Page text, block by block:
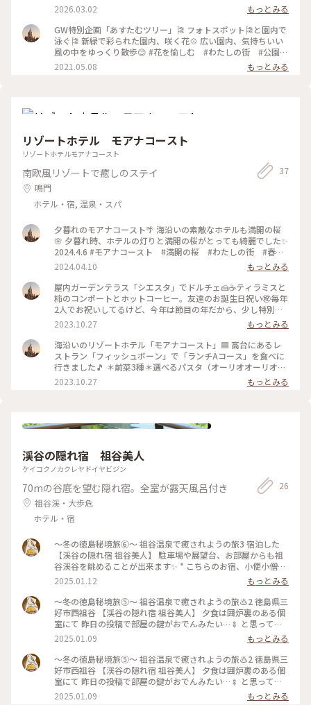
伝統工芸である藍染めを体験、展示🟦万博の出展国の中で藍染
めの歴史を持つ国「ヨルダン」そんな共通点もあり、未来をつ
なぐ友情の証としてヨルダンパビリオンの展示品が徳島県に譲
渡されだそうです。大阪万博では見ることもできずやっと行っ
てきました。1番は触れてみたかった、本当は寝転びたかった
さらさらの赤い砂🟥「ワディ・ラム」は「月の谷」とも呼ばれ
る広大な砂漠地帯。どこか別の惑星のような景色が広がるその
「月のワディ・ラム」で採掘される火打ち石も展示🪨かつては
琴のような綺麗な音が響きうっとりしました✨その隣には、塩
分濃度が高すぎて人が浮くことで有名な「死海」に浮かしたボ
ーリングの球が展示、工芸品、砂漠の中にいるようやフォトス
ポットもあり楽しんできました☺️ 2026.2.28 #大阪・関西万
博 #ヨルダン館 #赤い砂 #ワディー•ラム #スターウォー
2026.03.02
もっとみる
GW特別企画「あすたむツリー」🎏 フォトスポット🎏と園内で
泳ぐ🎏 新緑で彩られた園内、咲く花💠 広い園内、気持ちいい
風の中をゆっくり散歩😊 #花を愉しむ #わたしの街 #公園
#鯉のぼり
2021.05.08 もっとみる
リゾートホテル モアナコースト
リゾートホテルモアナコースト
南欧風リゾートで癒しのステイ
鳴門
ホテル・宿, 温泉・スパ
37
夕暮れのモアナコースト🌴 海沿いの素敵なホテルも満開の桜
🌸 夕暮れ時、ホテルの灯りと満開の桜がとっても綺麗でした✨
2024.4.6 #モアナコースト #満開の桜 #わたしの街 #春い
ろさがし
2024.04.10
もっとみる
屋内ガーデンテラス「シエスタ」でドルチェ🍰☕️ティラミスと
柿のコンポートとホットコーヒー。友達のお誕生日祝い㊗️毎年
2人でお祝いしてるけど、今年は節目の年だから、少し特別な
ことができたらいいなと思っていたら、友達から、「久しぶり
にモナアコース行けへん？」と。これはluckyとその旨を伝え
たら、ケーキ皿にはhappy birthdayのチョコ文字🤎こういう
の、嬉しいですよね☺️たまたまこの日はシエンタでドルチェが
食べれるサービスをしててluckyでした。そして、この日は私
達だけ、2人じめの素敵な楽しい時間を過ごすことができまし
た。おめでとう🎈満足して、ホテルの方にありがとうと感謝を
とう㊗️ #私のことりっぷ旅 #秋さんぽ #ホテル
2023.10.27
もっとみる
海沿いのリゾートホテル「モアナコースト」🟦 高台にあるレ
ストラン「フィッシュボーン」で「ランチAコース」を食べに
行きました🎵 ＊前菜3種＊選べるパスタ（オーリオオーリオ）
＊メイン・すだち鶏のロースト🍸ここのフォカッチャが大好き
で、私達4個も食べちゃいました（笑）喋りながらオリーブオ
しくて、満足なコースでした。この日、屋内ガーデンテラスで
ト #フィッシュボーン #ランチAコース #ランチ #ホテ
ル #屋内ガーデンテラス #私のことりっぷ旅 #秋さんぽ
2023.10.27 もっとみる
渓谷の隠れ宿 祖谷美人
ケイコクノカクレヤドイヤビジン
70mの谷底を望む隠れ宿。全室が露天風呂付き
祖谷渓・大歩危
ホテル・宿
26
～冬の徳島秘境旅⑥～ 祖谷温泉で癒されようの旅3 宿泊した
【渓谷の隠れ宿 祖谷美人】 駐車場や展望台、お部屋からも祖
谷渓谷を眺めることが出来ます✨️ * こちらのお宿、小便小僧に
似た『小便たぬき』が渓谷に向かって小便をしている姿も見れ
ますよ‎⓿ᴥ⓿ 紅葉シーズンは過ぎていましたが、渓谷の雄大さ
を眺めるだけでも心が癒されます #ベストトリップ2024 #四国
#徳島 #三好 #祖谷温泉 #祖谷渓谷 #渓谷の隠れ宿祖谷美人 #日
本三大秘境
2025.01.12
もっとみる
～冬の徳島秘境旅⑤～ 祖谷温泉で癒されようの旅♨️2 徳島県三
好市西祖谷 【渓谷の隠れ宿 祖谷美人】 夕食は囲炉裏のある個
室にて 昨日の投稿で部屋の鍵がおでんみたい…🍢 と思ってい
ましたが、 鍵の正体は、祖谷の郷土料理『でこまわし』でし
た * 〇 ごうしゅいも（そば団子の場合もありますが、こちら
の宿ではごうしいもでした） □ 岩豆腐 △ こんにゃく 上記に
味噌ダレをつけ、囲炉裏に串を立てて焼き、全体が焼けるま
で、ぐるぐると串を回しながら作ります！ ごうしゅういもや
岩豆腐は祖谷で作られているものだそうで、料理長の地元食材
へのこだわりを感じます( ¯﹀¯ ) * 椀物は、こちらも祖谷の郷
2025.01.09
もっとみる
～冬の徳島秘境旅⑤～ 祖谷温泉で癒されようの旅♨️2 徳島県三
好市西祖谷 【渓谷の隠れ宿 祖谷美人】 夕食は囲炉裏のある個
室にて 昨日の投稿で部屋の鍵がおでんみたい…🍢 と思ってい
ましたが、 鍵の正体は、祖谷の郷土料理『でこまわし』でし
2025.01.09 もっとみる